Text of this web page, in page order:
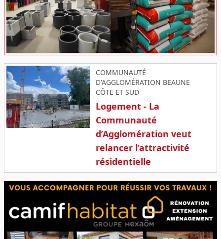
COMMUNAUTÉ
D'AGGLOMÉRATION BEAUNE
CÔTE ET SUD
Logement - La
Communauté
d’Agglomération veut
relancer l’attractivité
résidentielle